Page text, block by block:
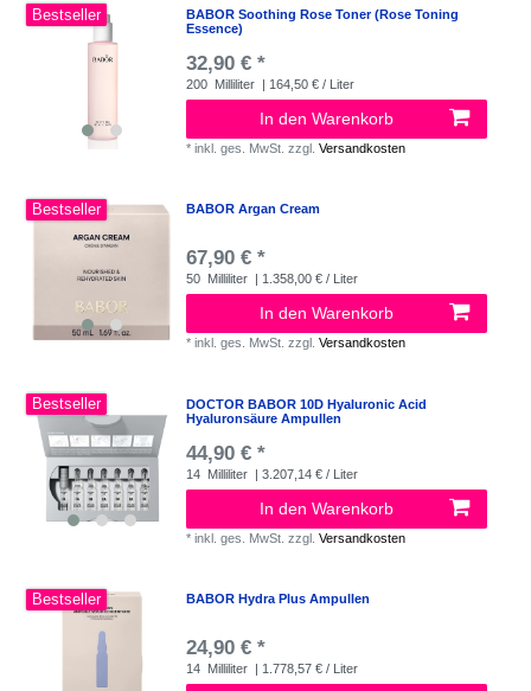
Bestseller
BABOR Soothing Rose Toner (Rose Toning
Essence)
32,90 € *
200 Milliliter | 164,50 € / Liter
In den Warenkorb
*inkl. ges. MwSt. zzgl.Versandkosten
Bestseller BABOR Argan Cream
67,90 € *
50 Milliliter | 1.358,00 € / Liter
In den Warenkorb
*inkl. ges. MwSt. zzgl.Versandkosten
Bestseller
DOCTOR BABOR 10D Hyaluronic Acid
Hyaluronsäure Ampullen
44,90 € *
14 Milliliter | 3.207,14 € / Liter
In den Warenkorb
*inkl. ges. MwSt. zzgl.Versandkosten
Bestseller BABOR Hydra Plus Ampullen
24,90 € *
14 Milliliter | 1.778,57 € / Liter